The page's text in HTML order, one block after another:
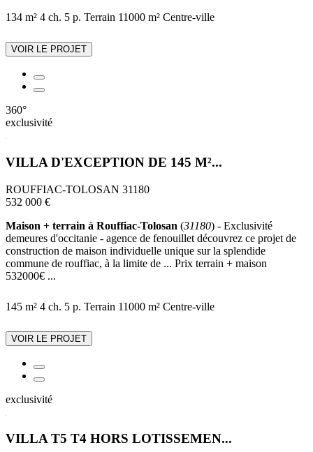
134 m² 4 ch. 5 p. Terrain 11000 m² Centre-ville
VOIR LE PROJET
360°
exclusivité
VILLA D'EXCEPTION DE 145 M²...
ROUFFIAC-TOLOSAN 31180
532 000 €
Maison + terrain à Rouffiac-Tolosan (31180) - Exclusivité
demeures d'occitanie - agence de fenouillet découvrez ce projet de
construction de maison individuelle unique sur la splendide
commune de rouffiac, à la limite de ... Prix terrain + maison
532000€ ...
145 m² 4 ch. 5 p. Terrain 11000 m² Centre-ville
VOIR LE PROJET
exclusivité
VILLA T5 T4 HORS LOTISSEMEN...